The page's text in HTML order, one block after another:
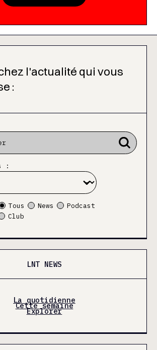
l'actualité qui vous
:
:
Tous News
Podcast
Club
LNT NEWS
La quotidienne
Cette semaine
Explorer